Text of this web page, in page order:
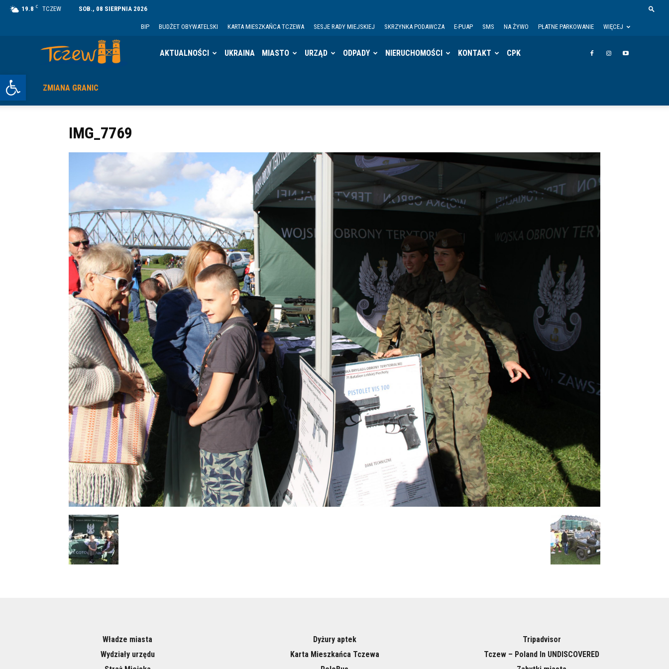
Otwórz pasek narzędzi
19.8 C TCZEW SOB., 08 SIERPNIA 2026
BIP BUDŻET OBYWATELSKI KARTA MIESZKAŃCA TCZEWA SESJE RADY MIEJSKIEJ SKRZYNKA PODAWCZA E-PUAP SMS NA ŻYWO PŁATNE PARKOWANIE WIĘCEJ
AKTUALNOŚCI UKRAINA MIASTO URZĄD ODPADY NIERUCHOMOŚCI KONTAKT CPK
ZMIANA GRANIC
IMG_7769
Władze miasta
Wydziały urzędu
Dyżury aptek
Karta Mieszkańca Tczewa
Tripadvisor
Tczew – Poland In UNDISCOVERED